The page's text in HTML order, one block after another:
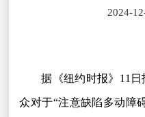
2024-
据《纽约时报》11
众对于“注意缺陷多动障